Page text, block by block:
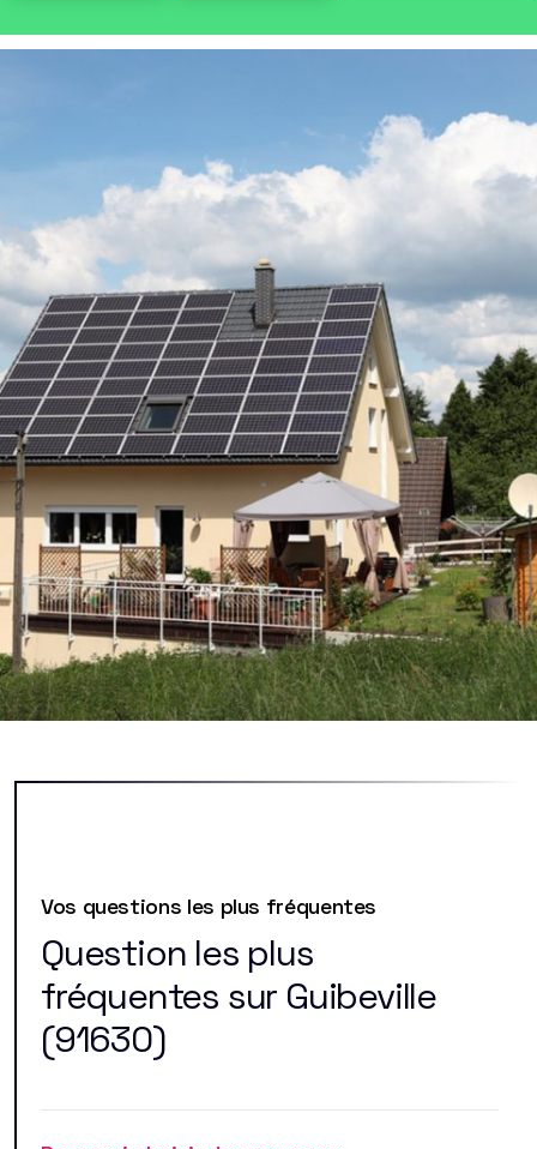
Vos questions les plus fréquentes
Question les plus
fréquentes sur Guibeville
(91630)